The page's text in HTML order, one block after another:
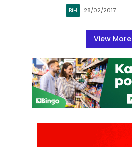
BiH 28/02/2017
View More